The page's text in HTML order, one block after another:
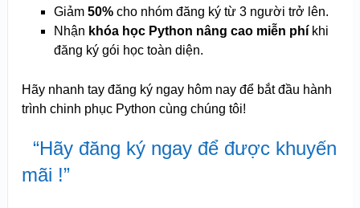
Giảm 50%cho nhóm đăng ký từ 3 người trở lên.
Nhận khóa học Python nâng cao miễn phíkhi
đăng ký gói học toàn diện.
Hãy nhanh tay đăng ký ngay hôm nay để bắt đầu hành
trình chinh phục Python cùng chúng tôi!
“Hãy đăng ký ngay để được khuyến
mãi !”